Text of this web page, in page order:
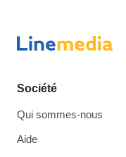
Société
Qui sommes-nous
Aide